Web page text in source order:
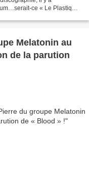
ce « Le Plastique,
Melatonin au
de la parution